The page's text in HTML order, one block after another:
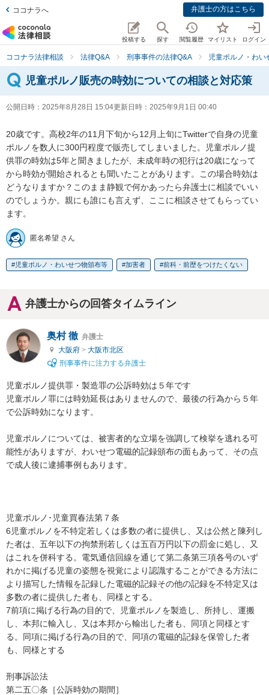
ココナラへ 弁護士の方はこちら
投稿する 探す 閲覧履歴 マイリスト ログイン
ココナラ法律相談 法律Q&A 刑事事件の法律Q&A 児童ポルノ・わ
児童ポルノ販売の時効についての相談と対応策
公開日時： 2025年8月28日 15:04更新日時： 2025年9月1日 00:40
20歳です。高校2年の11月下旬から12月上旬にTwitterで自身の児童
ポルノを数人に300円程度で販売してしまいました。児童ポルノ提
供罪の時効は5年と聞きましたが、未成年時の犯行は20歳になって
から時効が開始されるとも聞いたことがあります。この場合時効は
どうなりますか？このまま静観で何かあったら弁護士に相談でいい
のでしょうか。親にも誰にも言えず、ここに相談させてもらってい
ます。
匿名希望 さん
児童ポルノ・わいせつ物頒布等 加害者 前科・前歴をつけたくない
弁護士からの回答タイムライン
奥村 徹 弁護士
大阪府 > 大阪市北区
刑事事件に注力する弁護士
児童ポルノ提供罪・製造罪の公訴時効は５年です
児童ポルノ罪には時効延長はありませんので、最後の行為から５年
で公訴時効になります。
児童ポルノについては、被害者的な立場を強調して検挙を逃れる可
能性がありますが、わいせつ電磁的記録頒布の面もあって、その点
で成人後に逮捕事例もあります。
児童ポルノ･児童買春法第７条
6児童ポルノを不特定若しくは多数の者に提供し、又は公然と陳列し
た者は、五年以下の拘禁刑若しくは五百万円以下の罰金に処し、又
はこれを併科する。電気通信回線を通じて第二条第三項各号のいず
れかに掲げる児童の姿態を視覚により認識することができる方法に
より描写した情報を記録した電磁的記録その他の記録を不特定又は
多数の者に提供した者も、同様とする。
7前項に掲げる行為の目的で、児童ポルノを製造し、所持し、運搬
し、本邦に輸入し、又は本邦から輸出した者も、同項と同様とす
る。同項に掲げる行為の目的で、同項の電磁的記録を保管した者
も、同様とする
刑事訴訟法
第二五〇条［公訴時効の期間］